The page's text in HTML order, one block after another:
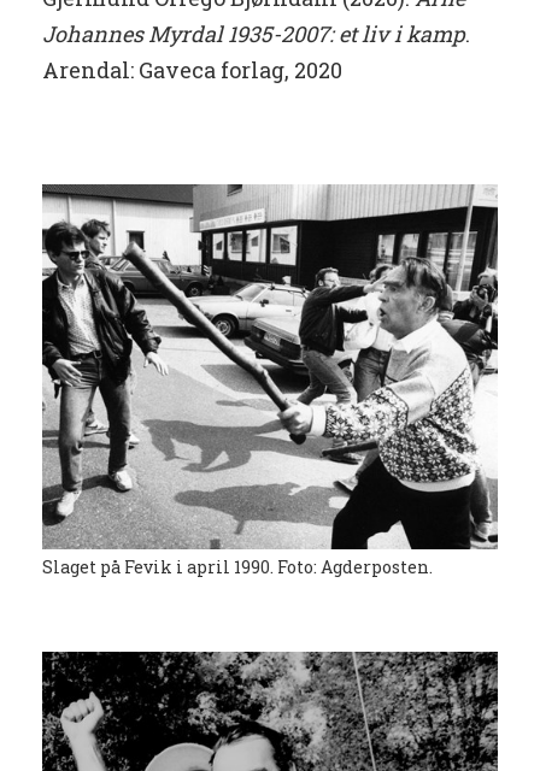
Johannes Myrdal 1935-2007: et liv i kamp.
Arendal: Gaveca forlag, 2020
Slaget på Fevik i april 1990. Foto: Agderposten.